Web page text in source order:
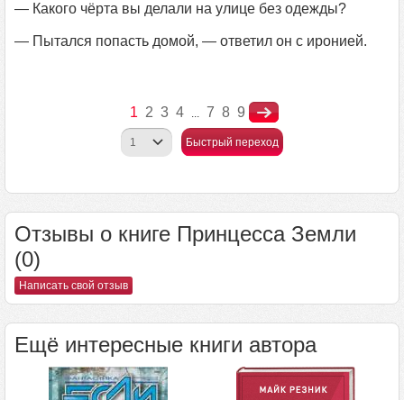
— Какого чёрта вы делали на улице без одежды?
— Пытался попасть домой, — ответил он с иронией.
1 2 3 4 ... 7 8 9
Быстрый переход
Отзывы о книге Принцесса Земли
(0)
Написать свой отзыв
Ещё интересные книги автора